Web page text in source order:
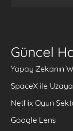
Güncel
Yapay Zekanın
SpaceX ile
Netflix Oyun
Google Lens